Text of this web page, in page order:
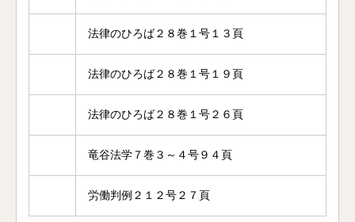
法律のひろば２８巻１号１３頁
法律のひろば２８巻１号１９頁
法律のひろば２８巻１号２６頁
竜谷法学７巻３～４号９４頁
労働判例２１２号２７頁